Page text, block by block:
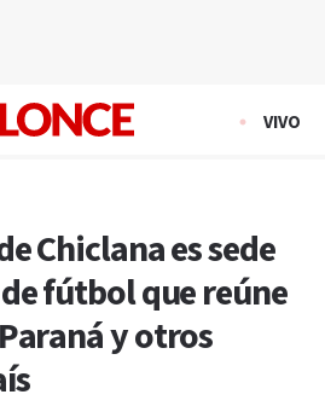
VIVO
Chiclana es sede
fútbol que reúne
y otros